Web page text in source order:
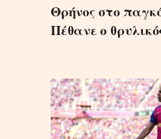
Θρήνος στο
Πέθανε ο